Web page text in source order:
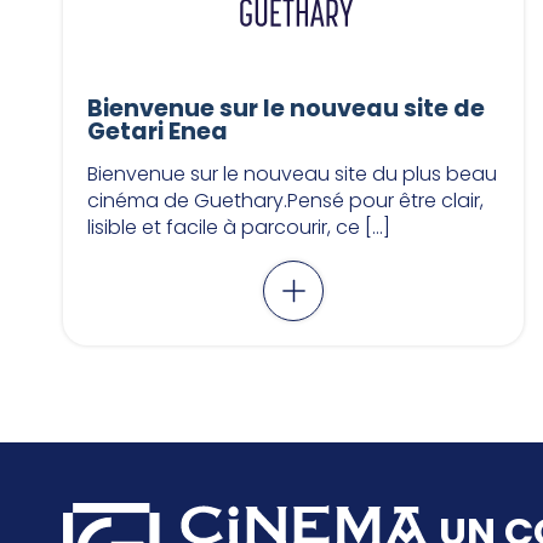
Bienvenue sur le nouveau site de
Getari Enea
Bienvenue sur le nouveau site du plus beau
cinéma de Guethary.Pensé pour être clair,
lisible et facile à parcourir, ce […]
UN